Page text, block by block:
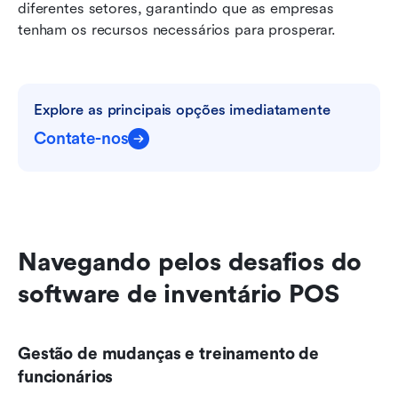
diferentes setores, garantindo que as empresas
tenham os recursos necessários para prosperar.
Explore as principais opções imediatamente
Contate-nos
Navegando pelos desafios do
software de inventário POS
Gestão de mudanças e treinamento de
funcionários